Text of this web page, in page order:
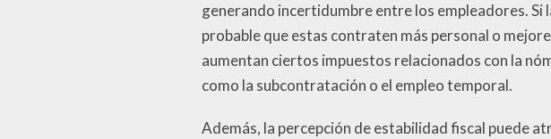
generando incertidumbre entre los empleadores.
probable que estas contraten más personal o
aumentan ciertos impuestos relacionados con la
como la subcontratación o el empleo temporal.
Además, la percepción de estabilidad fiscal puede